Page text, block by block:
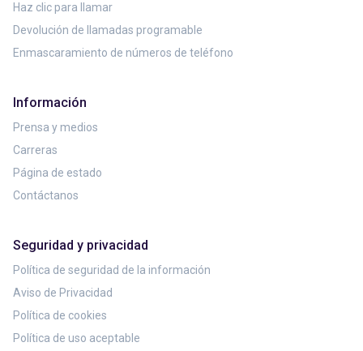
Haz clic para llamar
Devolución de llamadas programable
Enmascaramiento de números de teléfono
Información
Prensa y medios
Carreras
Página de estado
Contáctanos
Seguridad y privacidad
Política de seguridad de la información
Aviso de Privacidad
Política de cookies
Política de uso aceptable